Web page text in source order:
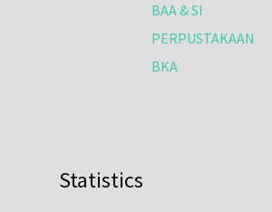
BAA & SI
PERPUSTAKAAN
BKA
Statistics